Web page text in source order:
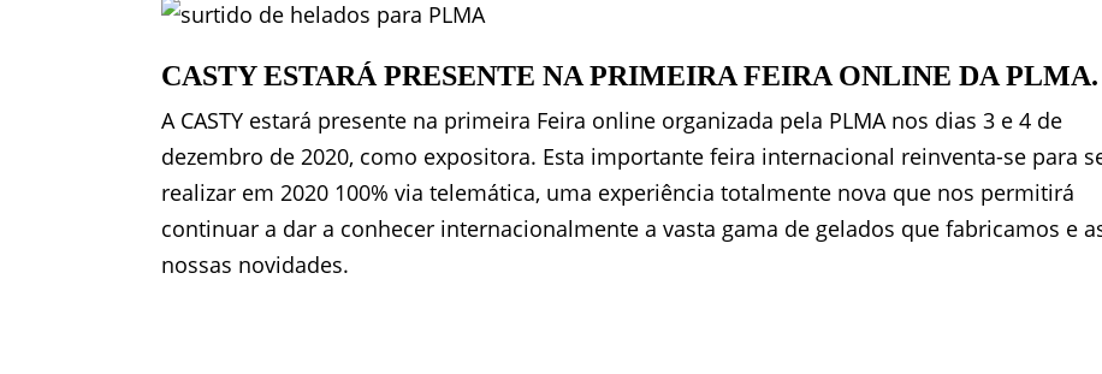
CASTY ESTARÁ PRESENTE NA PRIMEIRA FEIRA ONLINE DA PLMA.
A CASTY estará presente na primeira Feira online organizada pela PLMA nos dias 3 e 4 de
dezembro de 2020, como expositora. Esta importante feira internacional reinventa-se para
realizar em 2020 100% via telemática, uma experiência totalmente nova que nos permitirá
continuar a dar a conhecer internacionalmente a vasta gama de gelados que fabricamos e
nossas novidades.